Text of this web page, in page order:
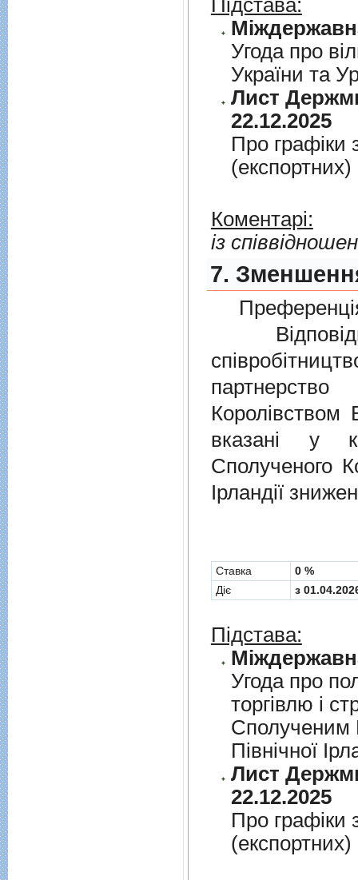
Підстава:
Угода про
України та
Лист
22.12.2025
Про графiки
Коментарі:
із
7.
Королівством
вказані у
Сполученого
Ірландії
Cтавка
0 %
Діє
з
Підстава:
Угода про
торгiвлю i
Сполученим
Пiвнiчної
Лист
22.12.2025
Про графiки